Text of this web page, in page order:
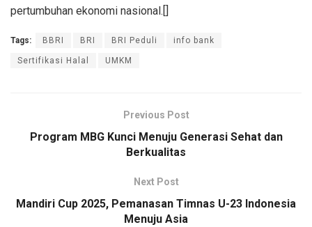
pertumbuhan ekonomi nasional.[]
Tags: BBRI BRI BRI Peduli info bank
Sertifikasi Halal UMKM
Previous Post
Program MBG Kunci Menuju Generasi Sehat dan
Berkualitas
Next Post
Mandiri Cup 2025, Pemanasan Timnas U-23 Indonesia
Menuju Asia